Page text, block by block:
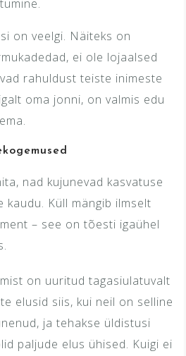
on veelgi. Näiteks on
ei ole lojaalsed
rahuldust teiste inimeste
oma jonni, on valmis edu
nad kujunevad kasvatuse
kaudu. Küll mängib ilmselt
– see on tõesti igaühel
on uuritud tagasiulatuvalt
elusid siis, kui neil on selline
ja tehakse üldistusi
paljude elus ühised. Kuigi ei